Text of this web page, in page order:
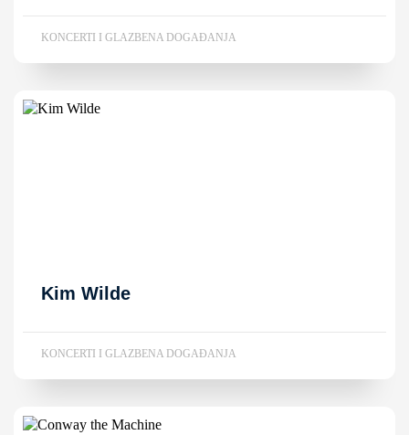
KONCERTI I GLAZBENA DOGAĐANJA
Kim Wilde
KONCERTI I GLAZBENA DOGAĐANJA